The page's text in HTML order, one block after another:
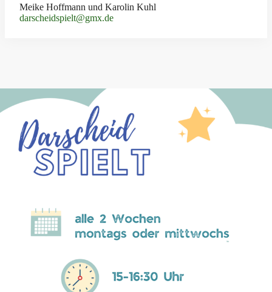
Meike Hoffmann und Karolin Kuhl
darscheidspielt@gmx.de